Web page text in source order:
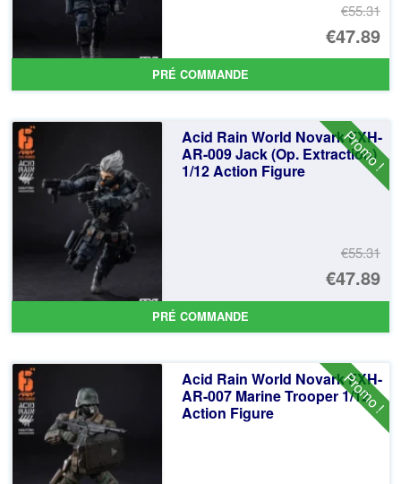
€55.31
Le
€47.89
Le
PRÉ COMMANDE
Promo !
Acid Rain World Novark FXH-
AR-009 Jack (Op. Extraction)
1/12 Action Figure
€55.31
Le
€47.89
Le
PRÉ COMMANDE
Promo !
Acid Rain World Novark FXH-
AR-007 Marine Trooper 1/12
Action Figure